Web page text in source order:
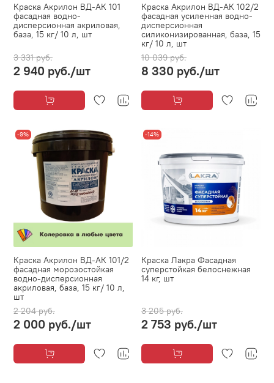
Краска Акрилон ВД-АК 101
фасадная водно-
дисперсионная акриловая,
база, 15 кг/ 10 л, шт
3 331 руб.
2 940 руб./шт
Краска Акрилон ВД-АК 102/2
фасадная усиленная водно-
дисперсионная
силиконизированная, база, 15
кг/ 10 л, шт
10 039 руб.
8 330 руб./шт
-9%
Краска Акрилон ВД-АК 101/2
фасадная морозостойкая
водно-дисперсионная
акриловая, база, 15 кг/ 10 л,
шт
2 204 руб.
2 000 руб./шт
-14%
Краска Лакра Фасадная
суперстойкая белоснежная
14 кг, шт
3 205 руб.
2 753 руб./шт